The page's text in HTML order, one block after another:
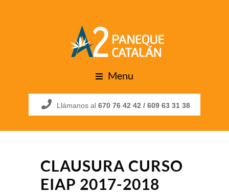
Menu
Llámanos al 670 76 42 42 / 609 63 31 38
CLAUSURA CURSO
EIAP 2017-2018